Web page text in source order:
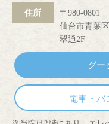
住所
〒980-0801
仙台市青葉
翠通2F
グー
電車・バ